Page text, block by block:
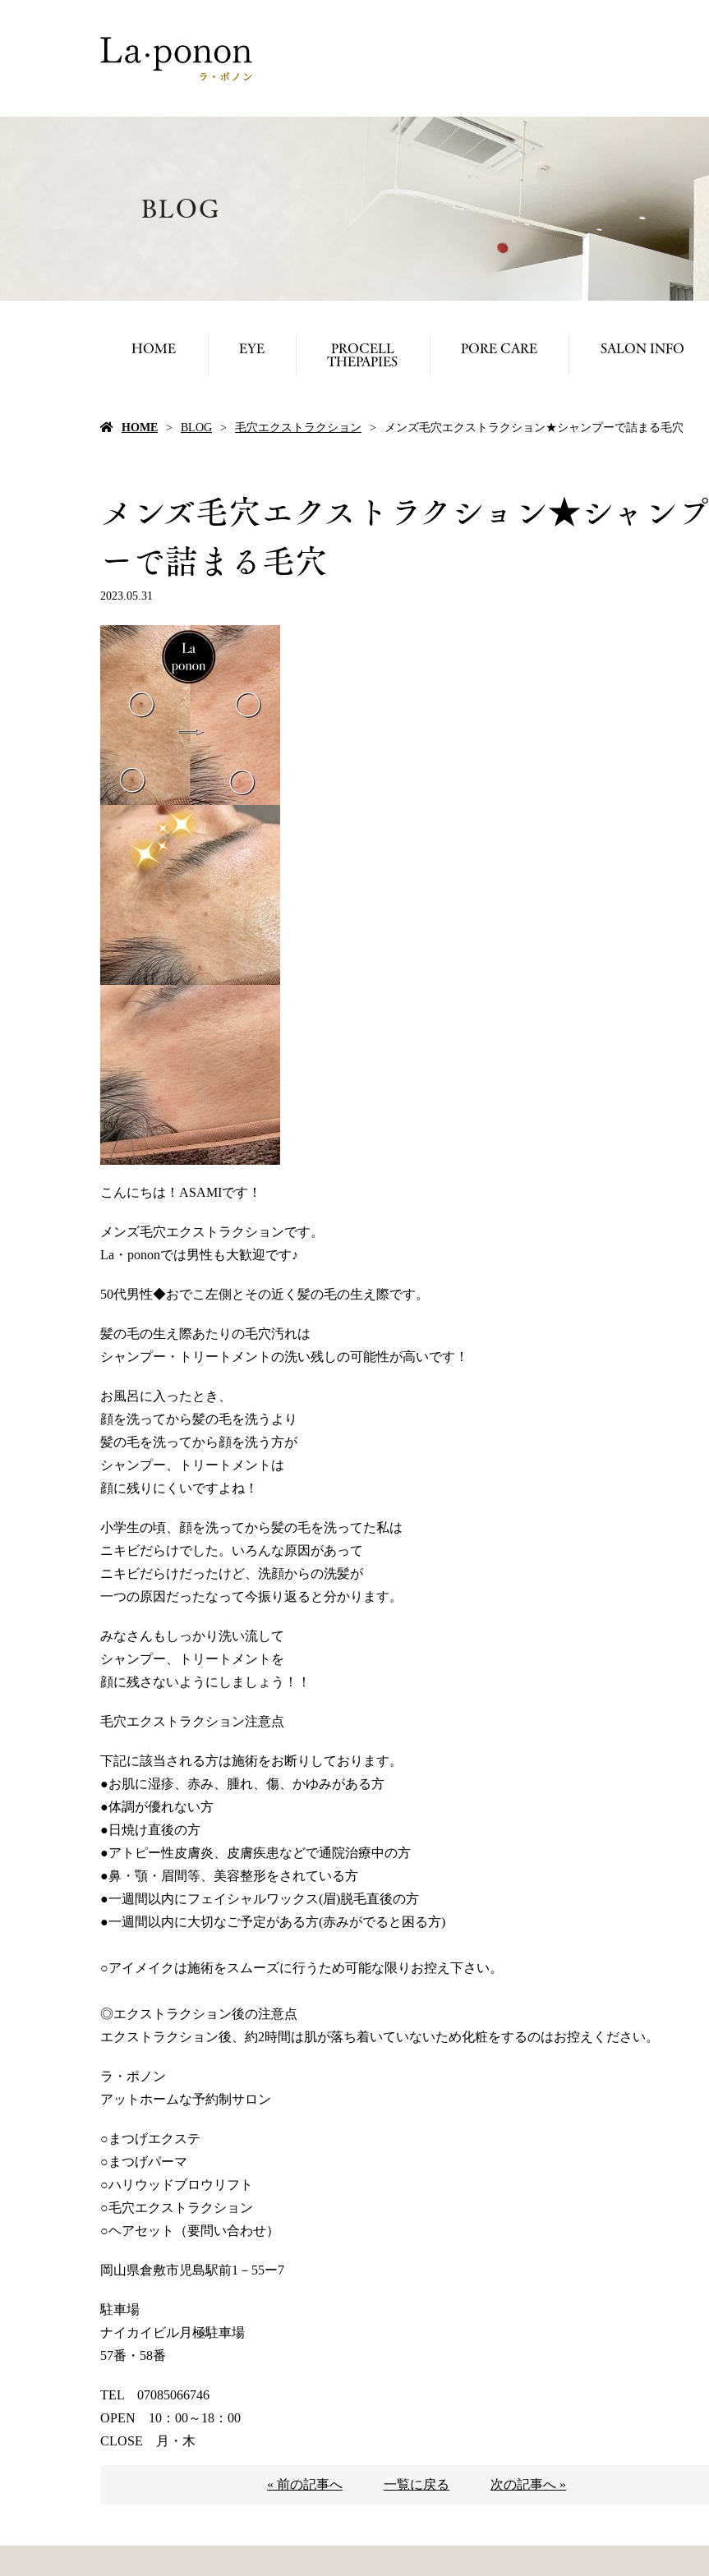
BLOG
HOME EYE
PROCELL
THEPAPIES
PORE CARE SALON INFO
HOME BLOG 毛穴エクストラクション メンズ毛穴エクストラクション★シャンプーで詰まる毛穴
メンズ毛穴エクストラクション★シャンプ
ーで詰まる毛穴
2023.05.31
こんにちは！ASAMIです！
メンズ毛穴エクストラクションです。
La・pononでは男性も大歓迎です♪
50代男性◆おでこ左側とその近く髪の毛の生え際です。
髪の毛の生え際あたりの毛穴汚れは
シャンプー・トリートメントの洗い残しの可能性が高いです！
お風呂に入ったとき、
顔を洗ってから髪の毛を洗うより
髪の毛を洗ってから顔を洗う方が
シャンプー、トリートメントは
顔に残りにくいですよね！
小学生の頃、顔を洗ってから髪の毛を洗ってた私は
ニキビだらけでした。いろんな原因があって
ニキビだらけだったけど、洗顔からの洗髪が
一つの原因だったなって今振り返ると分かります。
みなさんもしっかり洗い流して
シャンプー、トリートメントを
顔に残さないようにしましょう！！
毛穴エクストラクション注意点
下記に該当される方は施術をお断りしております。
●お肌に湿疹、赤み、腫れ、傷、かゆみがある方
●体調が優れない方
●日焼け直後の方
●アトピー性皮膚炎、皮膚疾患などで通院治療中の方
●鼻・顎・眉間等、美容整形をされている方
●一週間以内にフェイシャルワックス(眉)脱毛直後の方
●一週間以内に大切なご予定がある方(赤みがでると困る方)
○アイメイクは施術をスムーズに行うため可能な限りお控え下さい。
◎エクストラクション後の注意点
エクストラクション後、約2時間は肌が落ち着いていないため化粧をするのはお控えください。
ラ・ポノン
アットホームな予約制サロン
○まつげエクステ
○まつげパーマ
○ハリウッドブロウリフト
○毛穴エクストラクション
○ヘアセット（要問い合わせ）
岡山県倉敷市児島駅前1－55ー7
駐車場
ナイカイビル月極駐車場
57番・58番
TEL 07085066746
OPEN 10：00～18：00
CLOSE 月・木
« 前の記事へ 一覧に戻る 次の記事へ »